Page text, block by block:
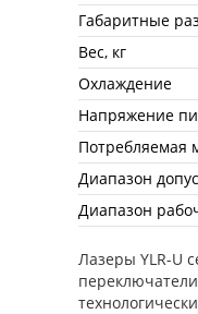
Габаритные
Вес, кг
Охлаждение
Напряжение
Потребляемая
Диапазон
Диапазон
Лазеры YLR-U